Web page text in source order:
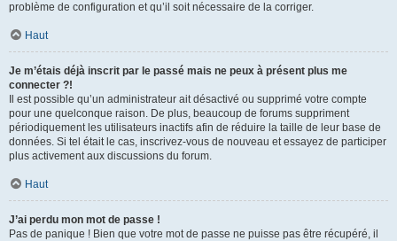
problème de configuration et qu’il soit nécessaire de la corriger.
Haut
Je m’étais déjà inscrit par le passé mais ne peux à présent plus me
connecter ?!
Il est possible qu’un administrateur ait désactivé ou supprimé votre compte
pour une quelconque raison. De plus, beaucoup de forums suppriment
périodiquement les utilisateurs inactifs afin de réduire la taille de leur base de
données. Si tel était le cas, inscrivez-vous de nouveau et essayez de participer
plus activement aux discussions du forum.
Haut
J’ai perdu mon mot de passe !
Pas de panique ! Bien que votre mot de passe ne puisse pas être récupéré, il